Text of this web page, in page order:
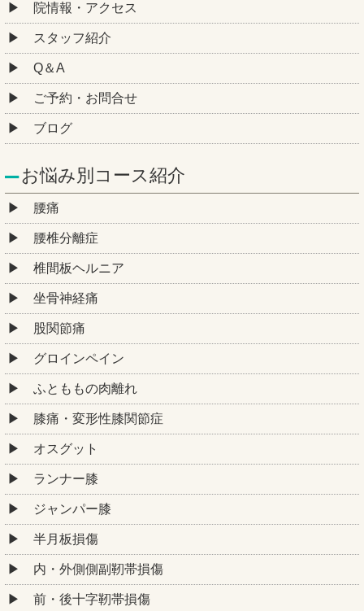
院情報・アクセス
スタッフ紹介
Q＆A
ご予約・お問合せ
ブログ
お悩み別コース紹介
腰痛
腰椎分離症
椎間板ヘルニア
坐骨神経痛
股関節痛
グロインペイン
ふとももの肉離れ
膝痛・変形性膝関節症
オスグット
ランナー膝
ジャンパー膝
半月板損傷
内・外側側副靭帯損傷
前・後十字靭帯損傷